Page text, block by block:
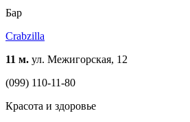
Бар
Crabzilla
11 м. ул. Межигорская, 12
(099) 110-11-80
Красота и здоровье